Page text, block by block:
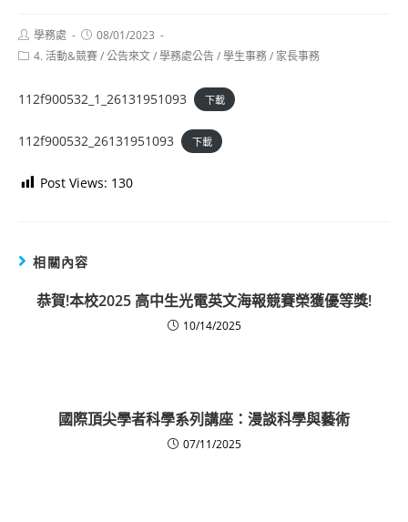
Post
author:
學務處
Post
published:
08/01/2023
Post4. 活動&競賽/公告來文/學務處公告/學生事務/ 家長事務
112f900532_1_26131951093 下載
112f900532_26131951093 下載
Post Views: 130
相關內容
恭賀!本校2025 高中生光電英文海報競賽榮獲優等獎!
10/14/2025
國際頂尖學者科學系列講座：漫談科學與藝術
07/11/2025